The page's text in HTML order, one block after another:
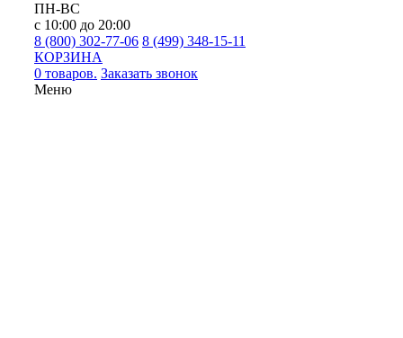
ПН-ВС
с 10:00 до 20:00
8 (800) 302-77-06 8 (499) 348-15-11
КОРЗИНА
0 товаров. Заказать звонок
Меню